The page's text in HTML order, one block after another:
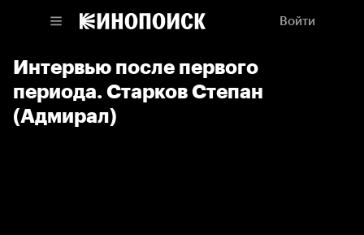
Войти
Интервью после первого
периода. Старков Степан
(Адмирал)